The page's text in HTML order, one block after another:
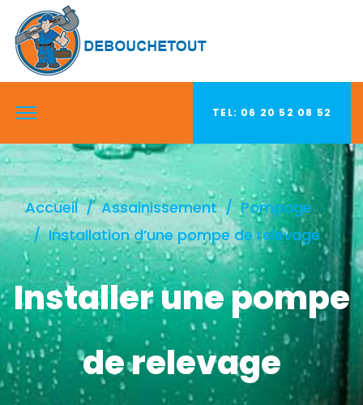
TEL: 06 20 52 08 52
Installer une pompe
de relevage
Accueil Assainissement
Pompage
Installation d’une pompe de relevage